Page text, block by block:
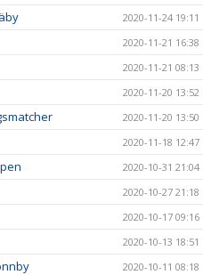
2020-11-24 19:11
2020-11-21 16:38
2020-11-21 08:13
2020-11-20 13:52
2020-11-20 13:50
2020-11-18 12:47
2020-10-31 21:04
2020-10-27 21:18
2020-10-17 09:16
2020-10-13 18:51
2020-10-11 08:18